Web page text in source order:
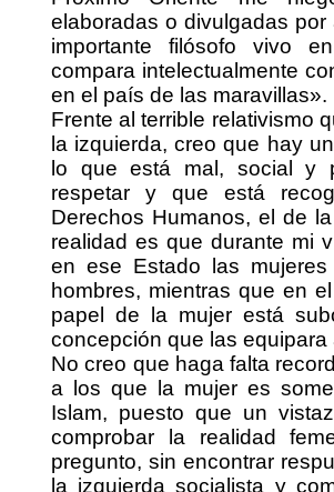
elaboradas o divulgadas
importante filósofo vivo
compara intelectualmente
en el país de las maravillas».
Frente al terrible relativismo
la izquierda, creo que hay
lo que está mal, social y
respetar y que está
Derechos Humanos, el de
realidad es que durante mi
en ese Estado las
hombres, mientras que en
papel de la mujer está
concepción que las
No creo que haga falta
a los que la mujer es
Islam, puesto que un
comprobar la realidad
pregunto, sin encontrar
la izquierda socialista y